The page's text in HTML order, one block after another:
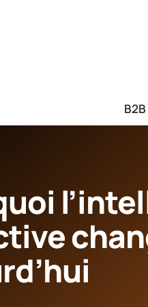
B2B